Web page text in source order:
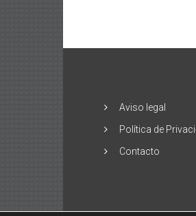
Aviso legal
Política de
Contacto